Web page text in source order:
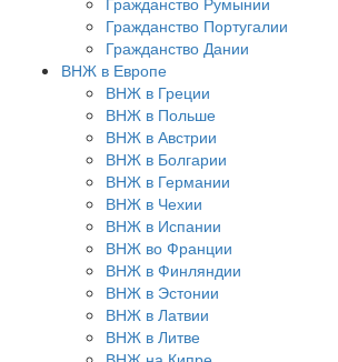
Гражданство Португалии
Гражданство Дании
ВНЖ в Европе
ВНЖ в Греции
ВНЖ в Польше
ВНЖ в Австрии
ВНЖ в Болгарии
ВНЖ в Германии
ВНЖ в Чехии
ВНЖ в Испании
ВНЖ во Франции
ВНЖ в Финляндии
ВНЖ в Эстонии
ВНЖ в Латвии
ВНЖ в Литве